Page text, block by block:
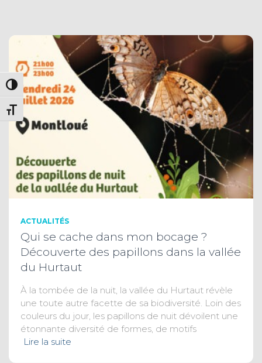
PASSER EN CONTRASTE ÉLEVÉ
CHANGER LA TAILLE DE LA POLICE
ACTUALITÉS
Qui se cache dans mon bocage ?
Découverte des papillons dans la vallée
du Hurtaut
À la tombée de la nuit, la vallée du Hurtaut révèle
une toute autre facette de sa biodiversité. Loin des
couleurs du jour, les papillons de nuit dévoilent une
étonnante diversité de formes, de motifs
Lire la suite